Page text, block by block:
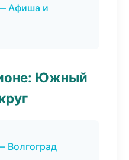
Афиша и
Южный
Волгоград